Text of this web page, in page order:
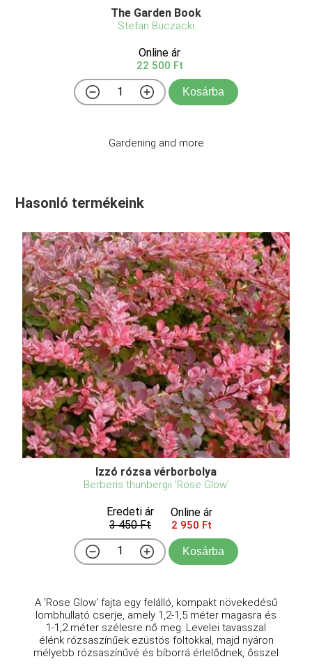
The Garden Book
Stefan Buczacki
Online ár
22 500 Ft
Kosárba
Gardening and more
Hasonló termékeink
Izzó rózsa vérborbolya
Berberis thunbergii 'Rose Glow'
Eredeti ár
3 450 Ft
Online ár
2 950 Ft
Kosárba
A 'Rose Glow' fajta egy felálló, kompakt növekedésű
lombhullató cserje, amely 1,2-1,5 méter magasra és
1-1,2 méter szélesre nő meg. Levelei tavasszal
élénk rózsaszínűek ezüstös foltokkal, majd nyáron
mélyebb rózsaszínűvé és bíborrá érlelődnek, ősszel